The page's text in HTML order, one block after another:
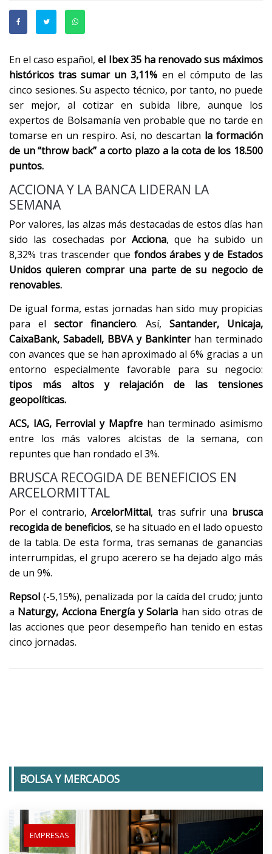
En el caso español,el Ibex 35 ha renovado sus máximos
históricos tras sumar un 3,11% en el cómputo de las
cinco sesiones. Su aspecto técnico, por tanto, no puede
ser mejor, al cotizar en subida libre, aunque los
expertos de Bolsamanía ven probable que no tarde en
tomarse en un respiro. Así, no descartan la formación
de un “throw back” a corto plazo a la cota de los 18.500
puntos.
ACCIONA Y LA BANCA LIDERAN LA
SEMANA
Por valores, las alzas más destacadas de estos días han
sido las cosechadas por Acciona, que ha subido un
8,32% tras trascender que fondos árabes y de Estados
Unidos quieren comprar una parte de su negocio de
renovables.
De igual forma, estas jornadas han sido muy propicias
para el sector financiero. Así, Santander, Unicaja,
CaixaBank, Sabadell, BBVA y Bankinterhan terminado
con avances que se han aproximado al 6% gracias a un
entorno especialmente favorable para su negocio:
tipos más altos y relajación de las tensiones
geopolíticas.
ACS, IAG, Ferrovial y Mapfrehan terminado asimismo
entre los más valores alcistas de la semana, con
repuntes que han rondado el 3%.
BRUSCA RECOGIDA DE BENEFICIOS EN
ARCELORMITTAL
Por el contrario,ArcelorMittal, tras sufrir una brusca
recogida de beneficios, se ha situado en el lado opuesto
de la tabla. De esta forma, tras semanas de ganancias
interrumpidas, el grupo acerero se ha dejado algo más
de un 9%.
Repsol (-5,15%), penalizada por la caída del crudo; junto
a Naturgy, Acciona Energía y Solaria han sido otras de
las acciones que peor desempeño han tenido en estas
cinco jornadas.
BOLSA Y MERCADOS
EMPRESAS